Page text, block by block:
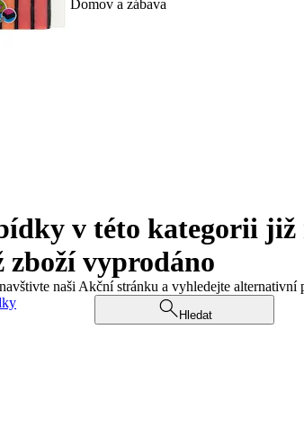
Domov a zábava
v této kategorii
zboží vyprodáno
naši Akční stránku a vyhledejte alternativní
Hledat